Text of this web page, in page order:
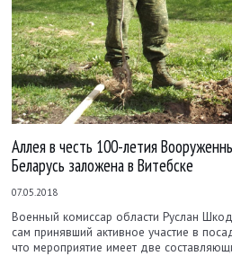
Аллея в честь 100-летия
Беларусь заложена в Витебске
07.05.2018
Военный комиссар области Руслан
сам принявший активное участие в
что мероприятие имеет две